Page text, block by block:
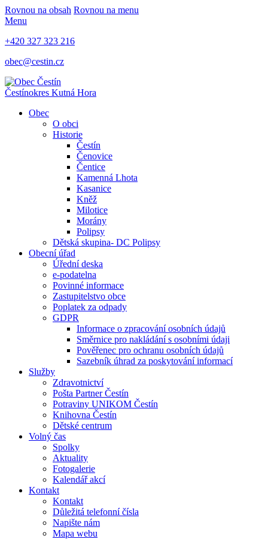
Rovnou na obsah Rovnou na menu
Menu
+420 327 323 216
obec@cestin.cz
Čestínokres Kutná Hora
Obec
O obci
Historie
Čestín
Čenovice
Čentice
Kamenná Lhota
Kasanice
Kněž
Milotice
Morány
Polipsy
Dětská skupina- DC Polipsy
Obecní úřad
Úřední deska
e-podatelna
Povinné informace
Zastupitelstvo obce
Poplatek za odpady
GDPR
Informace o zpracování osobních údajů
Směrnice pro nakládání s osobními údaji
Pověřenec pro ochranu osobních údajů
Sazebník úhrad za poskytování informací
Služby
Zdravotnictví
Pošta Partner Čestín
Potraviny UNIKOM Čestín
Knihovna Čestín
Dětské centrum
Volný čas
Spolky
Aktuality
Fotogalerie
Kalendář akcí
Kontakt
Kontakt
Důležitá telefonní čísla
Napište nám
Mapa webu